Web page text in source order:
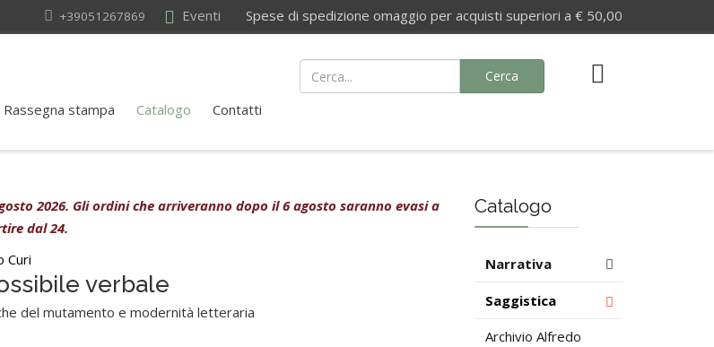
Eventi Spese di spedizione omaggio per acquisti superiori a € 50,00
+39051267869
Rassegna stampa Catalogo Contatti
Cerca
2026. Gli ordini che arriveranno dopo il 6 agosto saranno evasi a
dal 24.
Curi
verbale
del mutamento e modernità letteraria
Catalogo
Narrativa
Saggistica
Archivio Alfredo